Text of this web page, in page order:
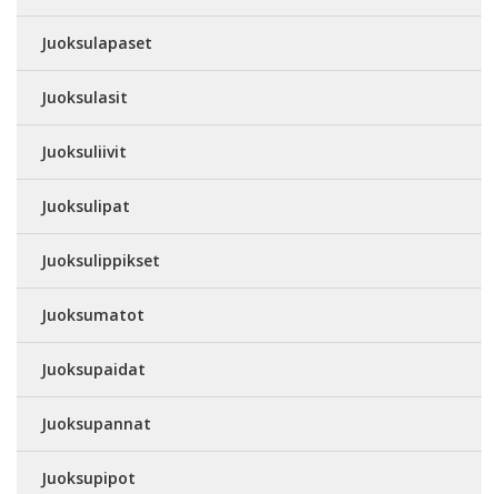
Juoksulapaset
Juoksulasit
Juoksuliivit
Juoksulipat
Juoksulippikset
Juoksumatot
Juoksupaidat
Juoksupannat
Juoksupipot